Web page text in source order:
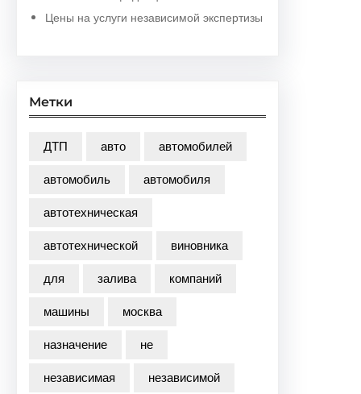
Цены на услуги независимой экспертизы
Метки
ДТП авто
автомобилей
автомобиль
автомобиля
автотехническая
автотехнической
виновника
для
залива
компаний
машины
москва
назначение
не
независимая
независимой